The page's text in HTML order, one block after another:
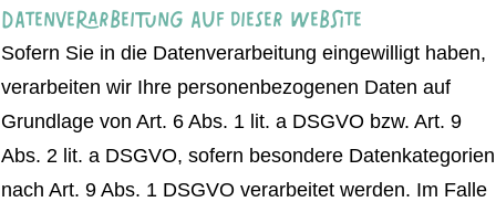
Datenverarbeitung auf dieser Website
Sofern Sie in die Datenverarbeitung eingewilligt haben,
verarbeiten wir Ihre personenbezogenen Daten auf
Grundlage von Art. 6 Abs. 1 lit. a DSGVO bzw. Art. 9
Abs. 2 lit. a DSGVO, sofern besondere Datenkategorien
nach Art. 9 Abs. 1 DSGVO verarbeitet werden. Im Falle